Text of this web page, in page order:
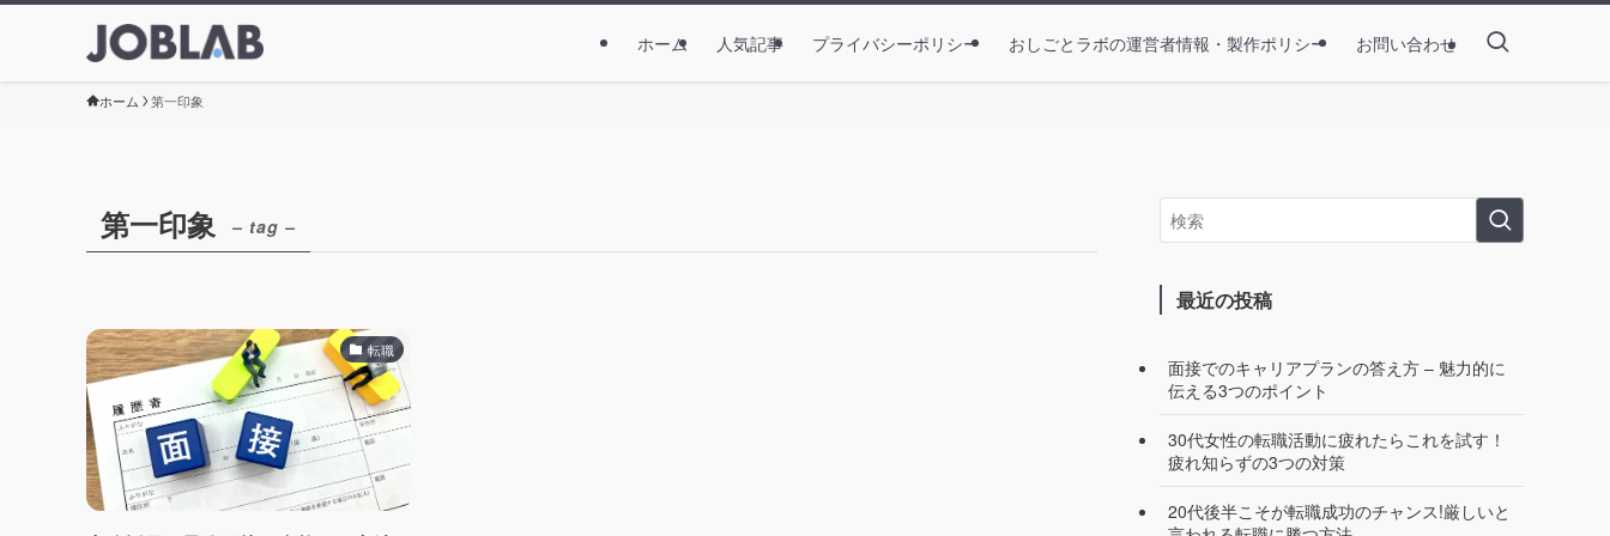
ホーム 人気記事 プライバシーポリシー おしごとラボの運営者情報・製作ポリシー お問い合わせ
ホーム 第一印象
第一印象 – tag –
転職
最近の投稿
面接でのキャリアプランの答え方 – 魅力的に
伝える3つのポイント
30代女性の転職活動に疲れたらこれを試す！
疲れ知らずの3つの対策
20代後半こそが転職成功のチャンス!厳しいと